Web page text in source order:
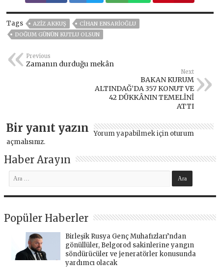
Tags AZİZ AKKUŞ
CİHAN ENSARİOĞLU
DOĞUM GÜNÜN KUTLU OLSUN
Previous
Zamanın durduğu mekân
Next
BAKAN KURUM
ALTINDAĞ’DA 357 KONUT VE
42 DÜKKÂNIN TEMELİNİ
ATTI
Bir yanıt yazın Yorum yapabilmek için oturum
açmalısınız.
Haber Arayın
Popüler Haberler
Birleşik Rusya Genç Muhafızları’ndan
gönüllüler, Belgorod sakinlerine yangın
söndürücüler ve jeneratörler konusunda
yardımcı olacak